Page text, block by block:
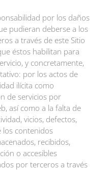
por los daños
pudieran deberse a los
a través de este Sitio
éstos habilitan para
y concretamente,
por los actos de
ilícita como
de servicios por
así como a la falta de
vicios, defectos,
los contenidos
recibidos,
o accesibles
por terceros a través